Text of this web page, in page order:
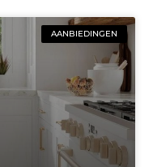
AANBIEDINGEN